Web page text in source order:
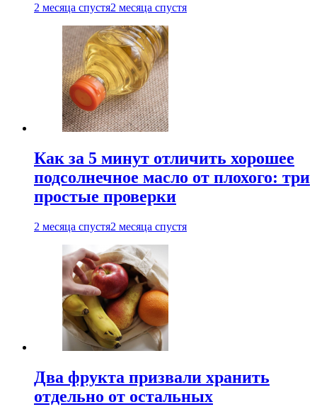
2 месяца спустя2 месяца спустя
Как за 5 минут отличить хорошее
подсолнечное масло от плохого: три
простые проверки
2 месяца спустя2 месяца спустя
Два фрукта призвали хранить
отдельно от остальных